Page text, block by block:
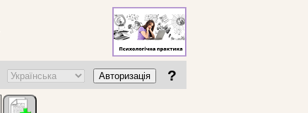
Авторизація ?